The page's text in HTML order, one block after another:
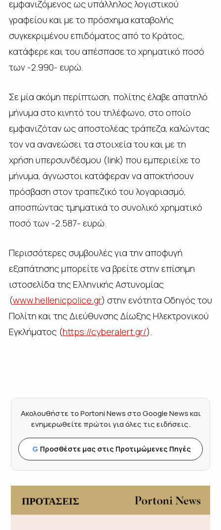
εμφανιζόμενος ως υπάλληλος λογιστικού
γραφείου και με το πρόσχημα καταβολής
συγκεκριμένου επιδόματος από το Κράτος,
κατάφερε και του απέσπασε το χρηματικό ποσό
των -2.990- ευρώ.
Σε μία ακόμη περίπτωση, πολίτης έλαβε απατηλό
μήνυμα στο κινητό του τηλέφωνο, στο οποίο
εμφανιζόταν ως αποστολέας τράπεζα, καλώντας
τον να ανανεώσει τα στοιχεία του και με τη
χρήση υπερσυνδέσμου (link) που εμπεριείχε το
μήνυμα, άγνωστοι κατάφεραν να αποκτήσουν
πρόσβαση στον τραπεζικό του λογαριασμό,
αποσπώντας τμηματικά το συνολικό χρηματικό
ποσό των -2.587- ευρώ.
Περισσότερες συμβουλές για την αποφυγή
εξαπάτησης μπορείτε να βρείτε στην επίσημη
ιστοσελίδα της Ελληνικής Αστυνομίας
(www.hellenicpolice.gr) στην ενότητα Οδηγός του
Πολίτη και της Διεύθυνσης Δίωξης Ηλεκτρονικού
Εγκλήματος (https://cyberalert.gr/).
Ακολουθήστε το Portoni News στο Google News και
ενημερωθείτε πρώτοι για όλες τις ειδήσεις.
G Προσθέστε μας στις Προτιμώμενες Πηγές